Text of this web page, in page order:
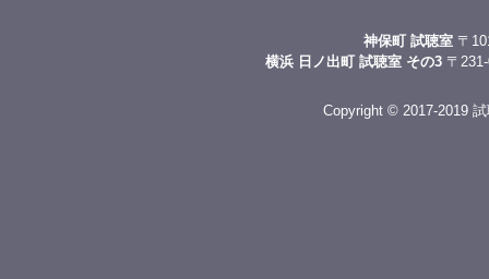
神保町 試聴室 〒
横浜 日ノ出町 試聴室 その3 〒
Copyright © 2017-2019